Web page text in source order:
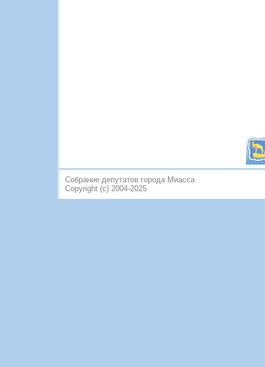
Собрание депутатов города Миасса
Copyright (c) 2004-2025